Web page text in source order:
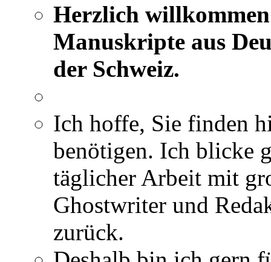
Herzlich
Manuskripte aus
der Schweiz.
Ich hoffe, Sie finden
benötigen. Ich blicke
täglicher Arbeit mit
Ghostwriter und
zurück.